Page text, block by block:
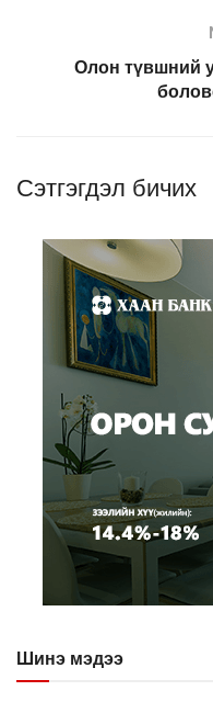
Олон түвшний
Сэтгэгдэл бичих
Шинэ мэдээ